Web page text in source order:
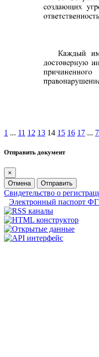
1 ... 11 12 13 14 15 16 17 ...
Отправить документ
×
Отмена
Отправить
Свидетельство о
Электронный паспорт